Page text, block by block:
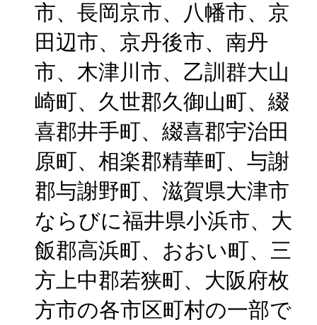
市、長岡京市、八幡市、京
田辺市、京丹後市、南丹
市、木津川市、乙訓群大山
崎町、久世郡久御山町、綴
喜郡井手町、綴喜郡宇治田
原町、相楽郡精華町、与謝
郡与謝野町、滋賀県大津市
ならびに福井県小浜市、大
飯郡高浜町、おおい町、三
方上中郡若狭町、大阪府枚
方市の各市区町村の一部で